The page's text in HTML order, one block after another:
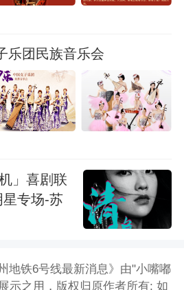
乐团民族音乐会
」喜剧联
专场-苏
地铁6号线最新消息》由"小嘴嘟
示之用，版权归原作者所有; 如